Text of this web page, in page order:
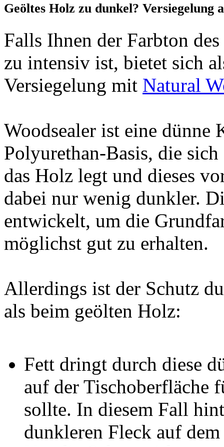
Geöltes Holz zu dunkel? Versiegelung
Falls Ihnen der Farbton
zu intensiv ist, bietet sich
Versiegelung mit Natural
Woodsealer ist eine
Polyurethan-Basis, die
das Holz legt und dieses
dabei nur wenig dunkler.
entwickelt, um die
möglichst gut zu erhalten.
Allerdings ist der Schutz
als beim geölten Holz:
Fett dringt durch diese
auf der Tischoberfläche
sollte. In diesem Fall
dunkleren Fleck auf